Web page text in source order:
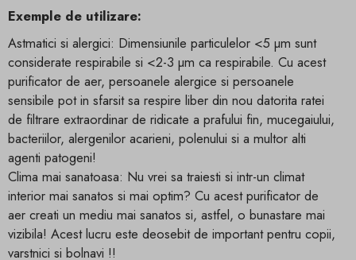
Exemple de utilizare:
Astmatici si alergici: Dimensiunile particulelor <5 µm sunt
considerate respirabile si <2-3 µm ca respirabile. Cu acest
purificator de aer, persoanele alergice si persoanele
sensibile pot in sfarsit sa respire liber din nou datorita ratei
de filtrare extraordinar de ridicate a prafului fin, mucegaiului,
bacteriilor, alergenilor acarieni, polenului si a multor alti
agenti patogeni!
Clima mai sanatoasa: Nu vrei sa traiesti si intr-un climat
interior mai sanatos si mai optim? Cu acest purificator de
aer creati un mediu mai sanatos si, astfel, o bunastare mai
vizibila! Acest lucru este deosebit de important pentru copii,
varstnici si bolnavi !!